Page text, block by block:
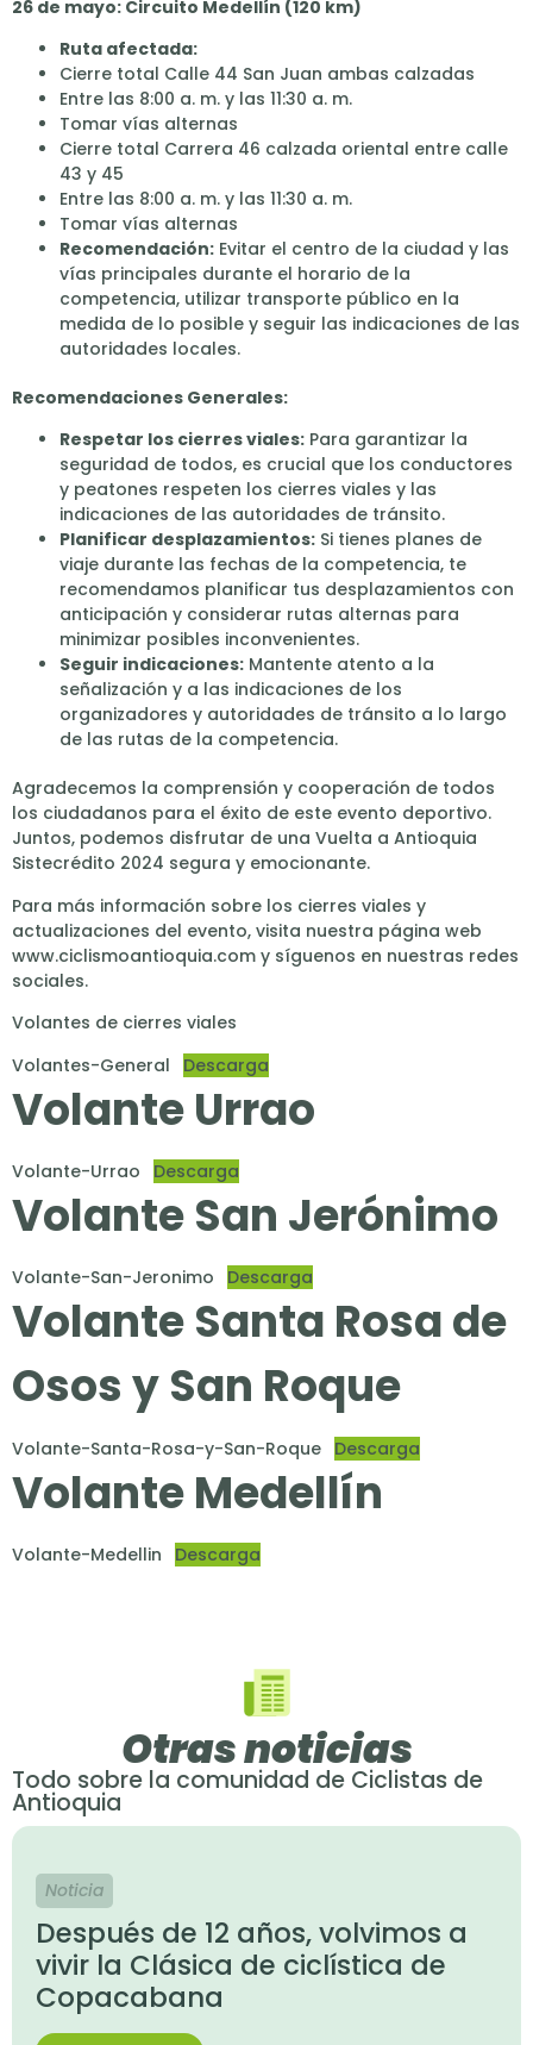
26 de mayo: Circuito Medellín (120 km)
Ruta afectada:
Cierre total Calle 44 San Juan ambas calzadas
Entre las 8:00 a. m. y las 11:30 a. m.
Tomar vías alternas
Cierre total Carrera 46 calzada oriental entre calle
43 y 45
Entre las 8:00 a. m. y las 11:30 a. m.
Tomar vías alternas
Recomendación: Evitar el centro de la ciudad y las
vías principales durante el horario de la
competencia, utilizar transporte público en la
medida de lo posible y seguir las indicaciones de las
autoridades locales.
Recomendaciones Generales:
Respetar los cierres viales: Para garantizar la
seguridad de todos, es crucial que los conductores
y peatones respeten los cierres viales y las
indicaciones de las autoridades de tránsito.
Planificar desplazamientos: Si tienes planes de
viaje durante las fechas de la competencia, te
recomendamos planificar tus desplazamientos con
anticipación y considerar rutas alternas para
minimizar posibles inconvenientes.
Seguir indicaciones: Mantente atento a la
señalización y a las indicaciones de los
organizadores y autoridades de tránsito a lo largo
de las rutas de la competencia.
Agradecemos la comprensión y cooperación de todos
los ciudadanos para el éxito de este evento deportivo.
Juntos, podemos disfrutar de una Vuelta a Antioquia
Sistecrédito 2024 segura y emocionante.
Para más información sobre los cierres viales y
actualizaciones del evento, visita nuestra página web
www.ciclismoantioquia.com y síguenos en nuestras redes
sociales.
Volantes de cierres viales
Volantes-General
Descarga
Volante Urrao
Volante-Urrao Descarga
Volante San Jerónimo
Volante-San-Jeronimo Descarga
Volante Santa Rosa de
Osos y San Roque
Volante-Santa-Rosa-y-San-Roque Descarga
Volante Medellín
Volante-Medellin Descarga
Otras noticias
Todo sobre la comunidad de Ciclistas de
Antioquia
Noticia
Después de 12 años, volvimos a
vivir la Clásica de ciclística de
Copacabana